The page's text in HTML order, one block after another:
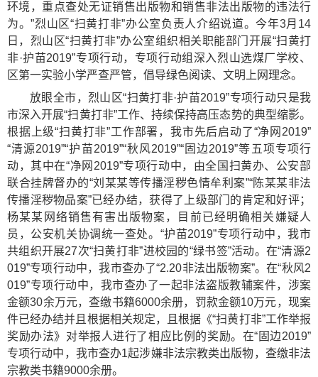
环境，重点查处无证销售出版物和销售非法出版物的违法行
为。”烈山区“扫黄打非”办公室负责人介绍说道。今年3月14
日，烈山区“扫黄打非”办公室组织相关职能部门开展“扫黄打
非·护苗2019”专项行动，专项行动组深入烈山选煤厂学校、
区第一实验小学严查严管，倡导绿色阅读、文明上网理念。
放眼全市，烈山区“扫黄打非·护苗2019”专项行动只是我
市深入开展“扫黄打非”工作、持续保持高压态势的典型缩影。
根据上级“扫黄打非”工作部署，我市先后启动了“净网2019”
“清源2019”“护苗2019”“秋风2019”“固边2019”等五项专项行
动，其中在“净网2019”专项行动中，由全国扫黄办、公安部
联合挂牌督办的“刘某某等传播淫秽色情牟利案”“陈某某非法
传播淫秽物品案”已经办结，获得了上级部门的肯定和好评；
杨某某网络销售有害出版物案，目前已经明确相关嫌疑人
员，公安机关协调统一查处。“护苗2019”专项行动中，我市
共组织开展27次“扫黄打非”进校园的“绿书签”活动。在“清源2
019”专项行动中，我市查办了“2.20非法出版物案”。在“秋风2
019”专项行动中，我市查办了一起非法盗版教辅案件，涉案
金额30余万元，查缴书籍6000余册，罚款金额10万元，现案
件已经办结并且根据相关规定，且根据《“扫黄打非”工作举报
奖励办法》对举报人进行了相应比例的奖励。在“固边2019”
专项行动中，我市查办1起涉嫌非法宗教类出版物，查缴非法
宗教类书籍9000余册。